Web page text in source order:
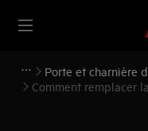
Porte et charnière
Comment remplacer